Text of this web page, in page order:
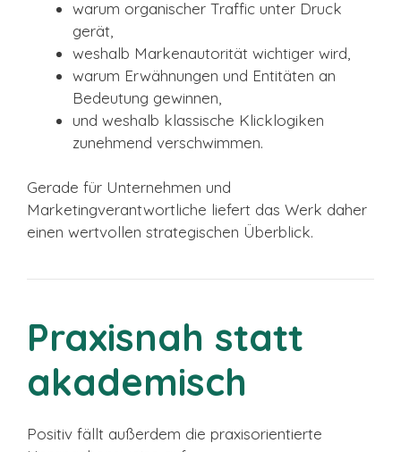
warum organischer Traffic unter Druck
gerät,
weshalb Markenautorität wichtiger wird,
warum Erwähnungen und Entitäten an
Bedeutung gewinnen,
und weshalb klassische Klicklogiken
zunehmend verschwimmen.
Gerade für Unternehmen und
Marketingverantwortliche liefert das Werk daher
einen wertvollen strategischen Überblick.
Praxisnah statt
akademisch
Positiv fällt außerdem die praxisorientierte